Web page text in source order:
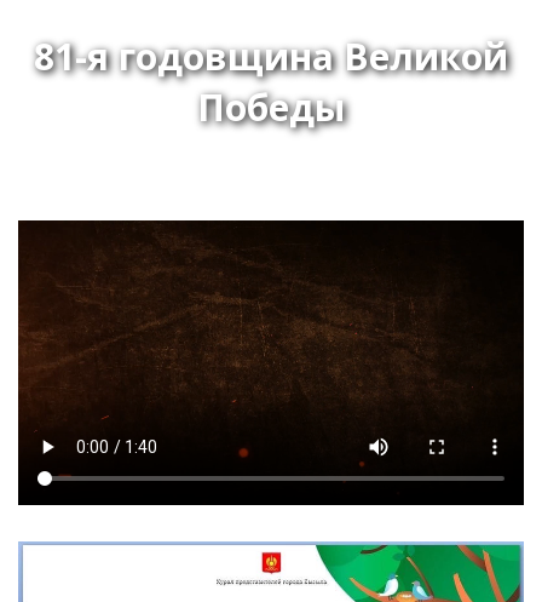
81-я годовщина Великой
Победы